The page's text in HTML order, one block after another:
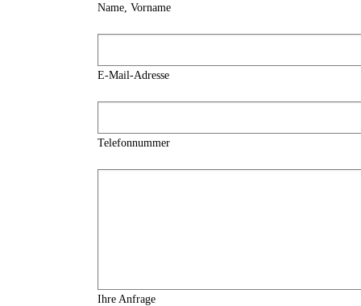
Name, Vorname
E-Mail-Adresse
Telefonnummer
Ihre Anfrage